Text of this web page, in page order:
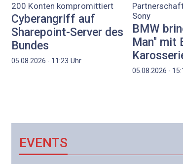
200 Konten kompromittiert
Cyberangriff auf
Sharepoint-Server des
Bundes
05.08.2026 - 11:23 Uhr
Sony
BMW
Man" mit
05.08.2026 -
EVENTS